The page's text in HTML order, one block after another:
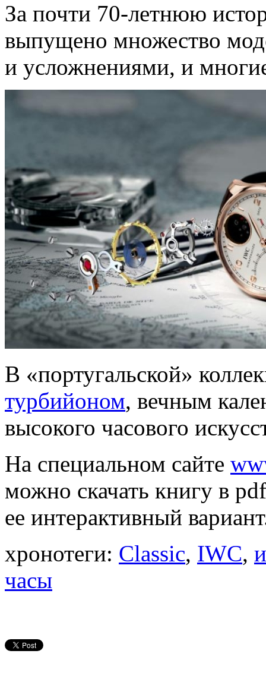
За почти 70-летнюю
выпущено множество
и усложнениями, и
В «португальской»
турбийоном, вечным
высокого часового
На специальном сайте
можно скачать книгу в
ее интерактивный
хронотеги: Classic, IWC,
часы